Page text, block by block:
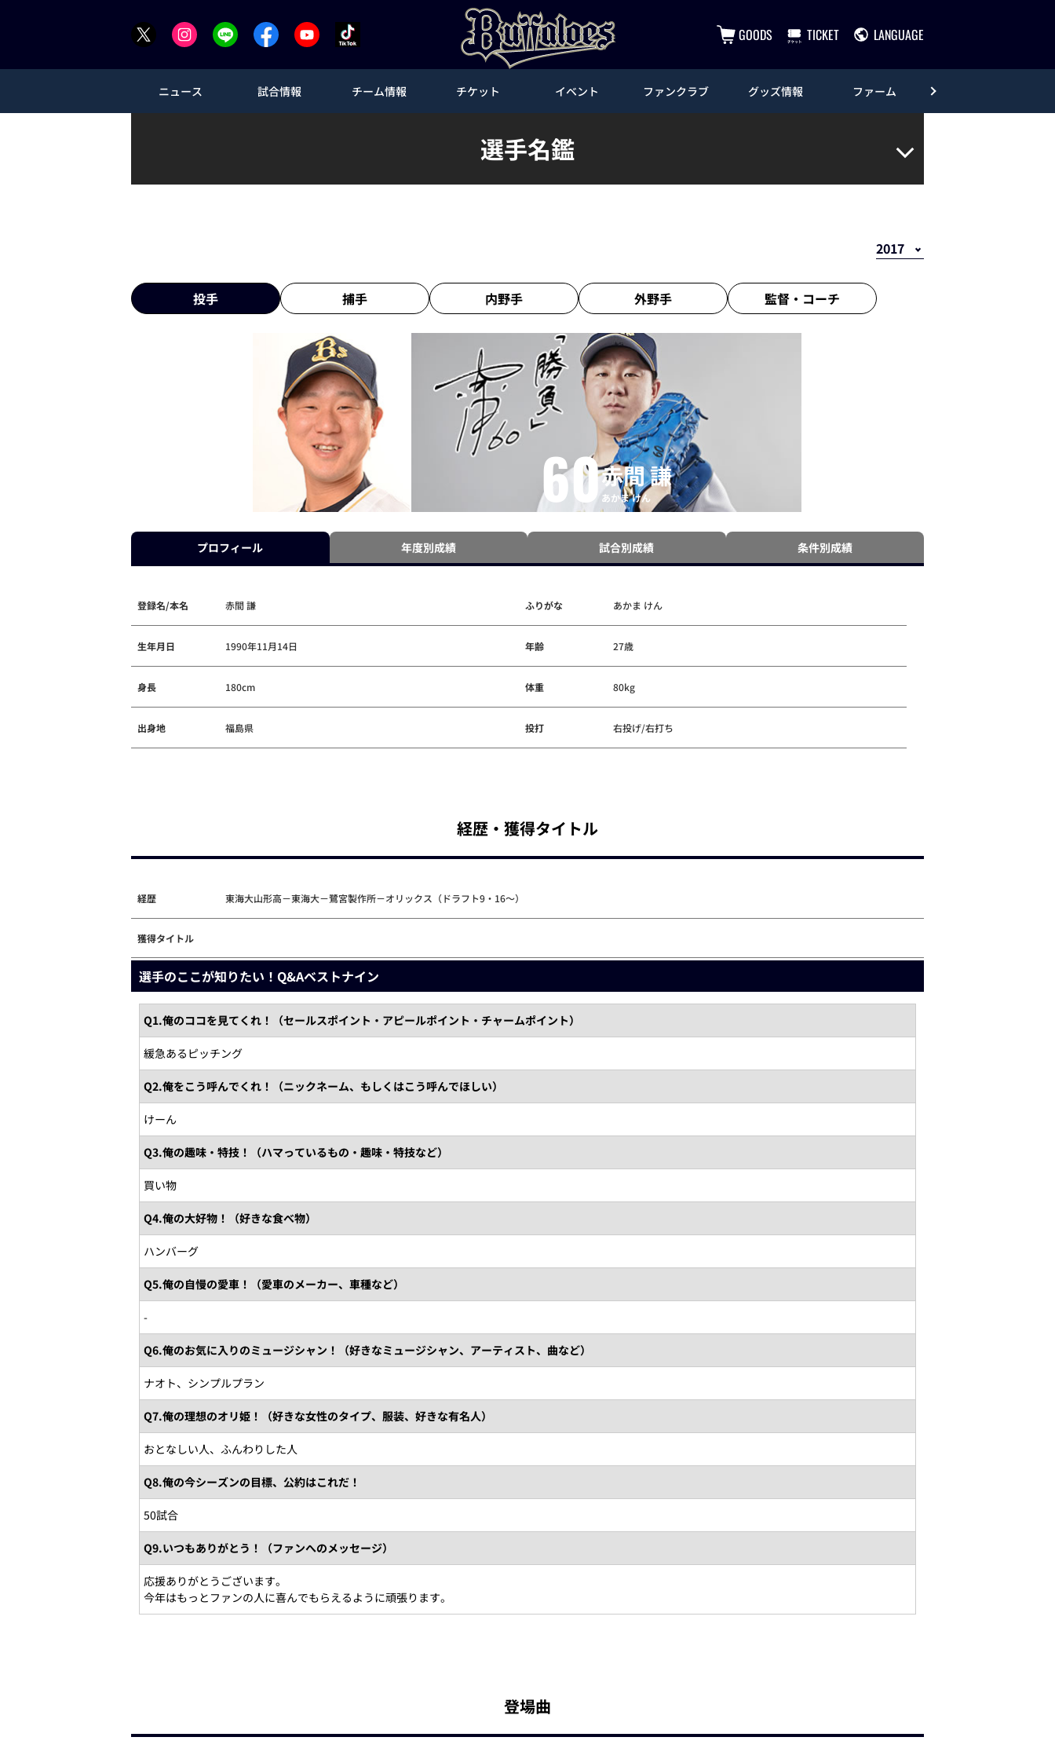
GOODS TICKET LANGUAGE
ニュース 試合情報 チーム情報 チケット イベント ファンクラブ グッズ情報 ファーム
選手名鑑
投手 捕手 内野手 外野手 監督・ コーチ
60赤間 謙
あかま けん
プロフィール 年度別成績 試合別成績 条件別成績
登録名/本名 赤間 謙 ふりがな あかま けん
生年月日 1990年11月14日 年齢 27歳
身長 180cm 体重 80kg
出身地 福島県 投打 右投げ/右打ち
経歴・獲得タイトル
経歴 東海大山形高－東海大－鷺宮製作所－オリックス（ドラフト9・16～）
獲得タイトル
選手のここが知りたい！Q&Aベストナイン
Q1.俺のココを見てくれ！（セールスポイント・アピールポイント・チャームポイント）
緩急あるピッチング
Q2.俺をこう呼んでくれ！（ニックネーム、もしくはこう呼んでほしい）
けーん
Q3.俺の趣味・特技！（ハマっているもの・趣味・特技など）
買い物
Q4.俺の大好物！（好きな食べ物）
ハンバーグ
Q5.俺の自慢の愛車！（愛車のメーカー、車種など）
-
Q6.俺のお気に入りのミュージシャン！（好きなミュージシャン、アーティスト、曲など）
ナオト、シンプルプラン
Q7.俺の理想のオリ姫！（好きな女性のタイプ、服装、好きな有名人）
おとなしい人、ふんわりした人
Q8.俺の今シーズンの目標、公約はこれだ！
50試合
Q9.いつもありがとう！（ファンへのメッセージ）
応援ありがとうございます。
今年はもっとファンの人に喜んでもらえるように頑張ります。
登場曲